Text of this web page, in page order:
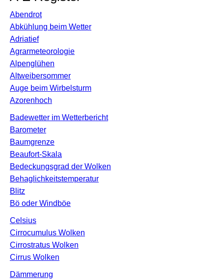
Abendrot
Abkühlung beim Wetter
Adriatief
Agrarmeteorologie
Alpenglühen
Altweibersommer
Auge beim Wirbelsturm
Azorenhoch
Badewetter im Wetterbericht
Barometer
Baumgrenze
Beaufort-Skala
Bedeckungsgrad der Wolken
Behaglichkeitstemperatur
Blitz
Bö oder Windböe
Celsius
Cirrocumulus Wolken
Cirrostratus Wolken
Cirrus Wolken
Dämmerung